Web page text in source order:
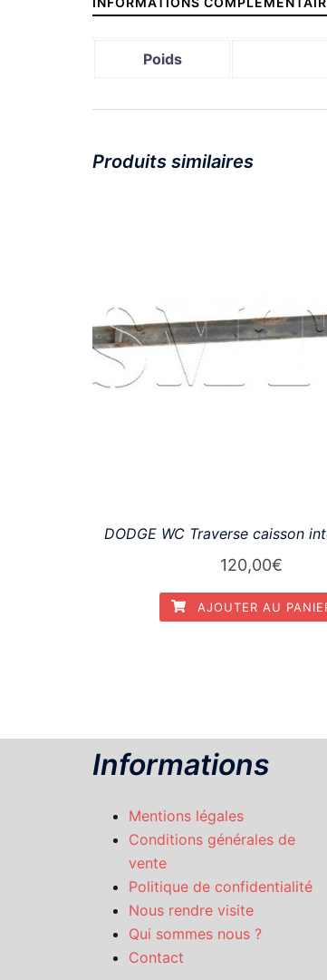
Poids
Produits similaires
DODGE WC Traverse caisson
120,00€
AJOUTER AU
Informations
Mentions légales
Conditions générales de
vente
Politique de confidentialité
Nous rendre visite
Qui sommes nous ?
Contact